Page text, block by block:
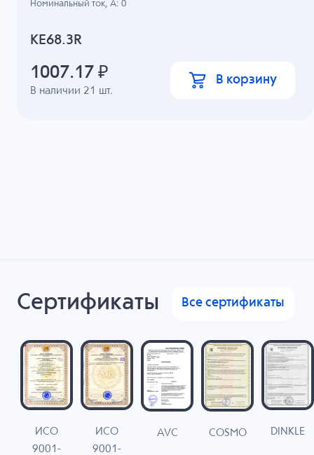
KE68.3R
В наличии 21 шт.
Номинальный ток, А: 0
1007.17 ₽ В корзину
Сертификаты Все сертификаты
ИСО
9001-
ИСО
9001-
AVC COSMO DINKLE